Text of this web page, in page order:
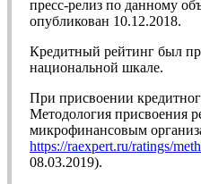
пресс-релиз по данному
опубликован 10.12.2018.
Кредитный рейтинг был
национальной шкале.
При присвоении
Методология присвоения
микрофинансовым
https://raexpert.ru/ratings/
08.03.2019).